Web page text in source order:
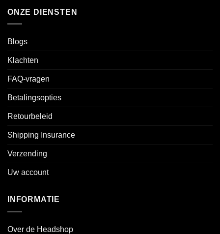
ONZE DIENSTEN
Blogs
Klachten
FAQ-vragen
Betalingsopties
Retourbeleid
Shipping Insurance
Verzending
Uw account
INFORMATIE
Over de Headshop